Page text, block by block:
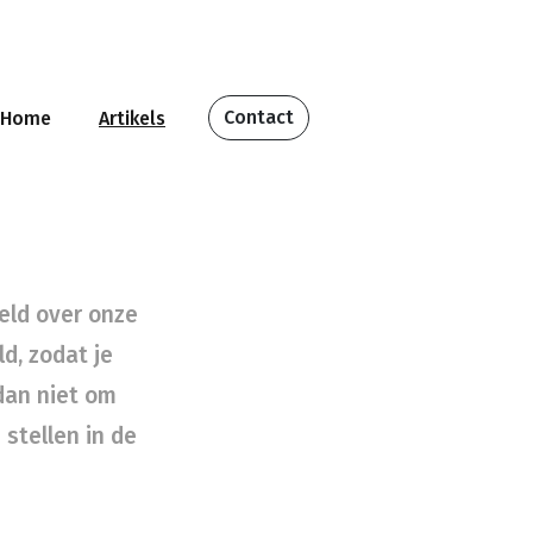
Home Artikels Contact
over onze
zodat je
niet om
stellen in de